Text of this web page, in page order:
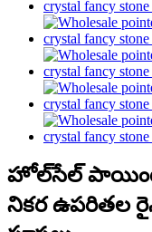
హోల్‌సేల్
నికర ఉపరితల